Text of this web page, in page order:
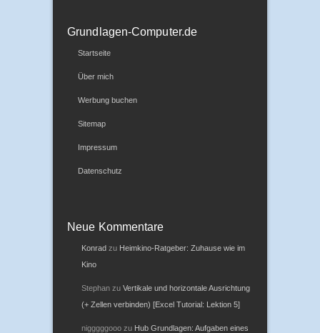
Grundlagen-Computer.de
Startseite
Über mich
Werbung buchen
Sitemap
Impressum
Datenschutz
Neue Kommentare
Konrad zu Heimkino-Ratgeber: Zuhause wie im
Kino
Stephan zu Vertikale und horizontale Ausrichtung
(+ Zellen verbinden) [Excel Tutorial: Lektion 5]
nigggggooo zu Hub Grundlagen: Aufgaben eines